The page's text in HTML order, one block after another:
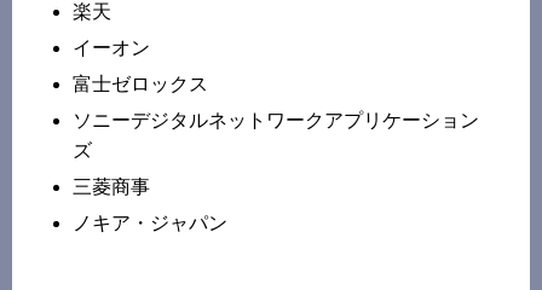
楽天
イーオン
富士ゼロックス
ソニーデジタルネットワークアプリケーション
ズ
三菱商事
ノキア・ジャパン